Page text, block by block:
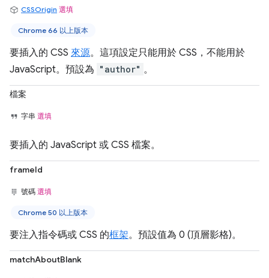
CSSOrigin 選填
Chrome 66 以上版本
要插入的 CSS 來源。這項設定只能用於 CSS，不能用於
JavaScript。預設為 "author" 。
檔案
字串 選填
要插入的 JavaScript 或 CSS 檔案。
frameId
號碼 選填
Chrome 50 以上版本
要注入指令碼或 CSS 的框架。預設值為 0 (頂層影格)。
matchAboutBlank